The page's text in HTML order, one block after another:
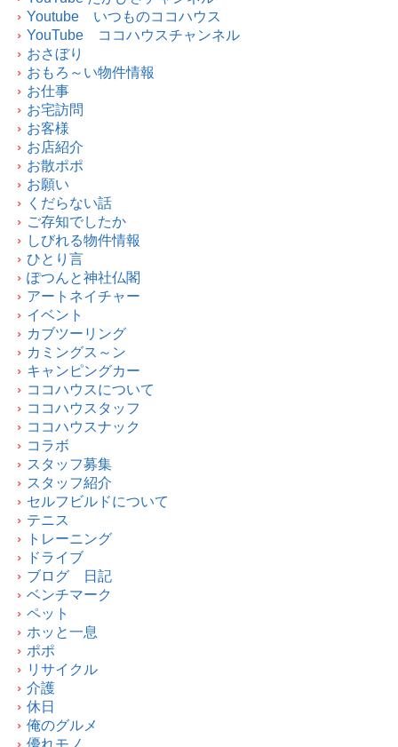
Youtube いつものココハウス
YouTube ココハウスチャンネル
おさぼり
おもろ～い物件情報
お仕事
お宅訪問
お客様
お店紹介
お散ポポ
お願い
くだらない話
ご存知でしたか
しびれる物件情報
ひとり言
ぽつんと神社仏閣
アートネイチャー
イベント
カブツーリング
カミングス～ン
キャンピングカー
ココハウスについて
ココハウスタッフ
ココハウスナック
コラボ
スタッフ募集
スタッフ紹介
セルフビルドについて
テニス
トレーニング
ドライブ
ブログ 日記
ベンチマーク
ペット
ホッと一息
ポポ
リサイクル
介護
休日
俺のグルメ
優れモノ